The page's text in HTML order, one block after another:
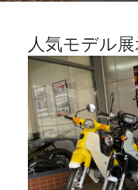
人気モデル